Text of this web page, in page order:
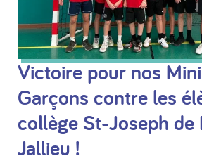
Victoire pour nos
Garçons contre les
collège St-Joseph de
Jallieu !